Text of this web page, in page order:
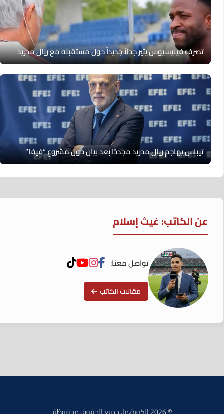
تصرف فينيسيوس يثير جدلاً جديداً حول مستقبله مع ريال مدريد
تيباس يهاجم ريال مدريد مجددًا بعد بيان حول مشروع “فيفا”
عن الكاتب: غيث إسلام
تواصل معنا:
مقالات الكاتب